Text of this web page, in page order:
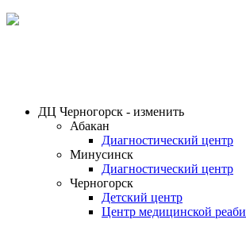
ДЦ Черногорск - изменить
Абакан
Диагностический центр
Минусинск
Диагностический центр
Черногорск
Детский центр
Центр медицинской